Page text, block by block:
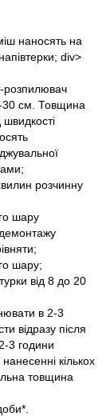
наносять на
div>
розпилювач
30 см. Товщина
розчинну
шару
шару;
від 8 до 20
в 2-3
відразу після
3 години
кількох
товщина